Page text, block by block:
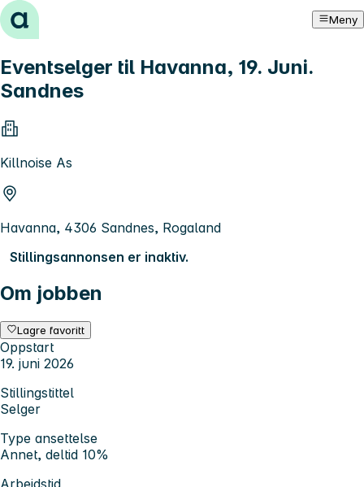
Hopp til innhold Meny
Eventselger til Havanna, 19. Juni.
Sandnes
Killnoise As
Havanna, 4306 Sandnes, Rogaland
Stillingsannonsen er inaktiv.
Om jobben
Lagre favoritt
Oppstart
19. juni 2026
Stillingstittel
Selger
Type ansettelse
Annet, deltid 10%
Arbeidstid